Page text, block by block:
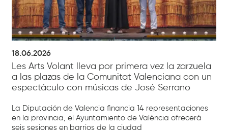
18.06.2026
Les Arts Volant lleva por primera vez la zarzuela
a las plazas de la Comunitat Valenciana con un
espectáculo con músicas de José Serrano
La Diputación de Valencia financia 14 representaciones
en la provincia, el Ayuntamiento de València ofrecerá
seis sesiones en barrios de la ciudad